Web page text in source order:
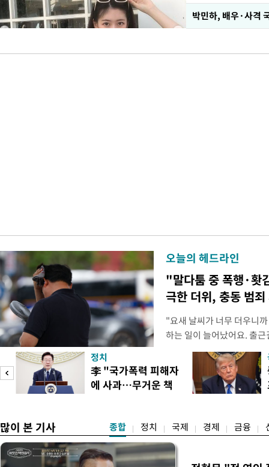
박민하, 배우·사격
오늘의 헤드라인
"말다툼 중 폭행·홧
극한 더위, 충동 범
"요새 날씨가 너무 더우니
하는 일이 늘어났어요. 출
거나, 누가 길을 막고 서
(40대 직장인 A씨) 유례없
에도 쉽게 짜증을 내거나
있다. 높은 기온과 습도가
정치
李 "국가폭력 피해자
에 사과…무거운 책
많이 본 기사 종합 정치 국제 경제 금융